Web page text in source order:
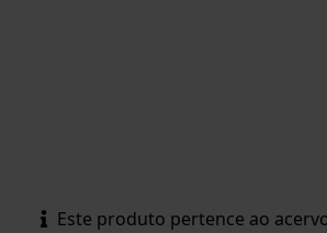
Este produto pertence ao